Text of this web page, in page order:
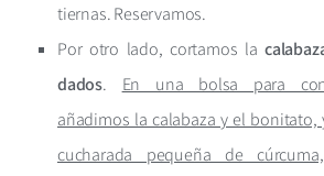
tiernas. Reservamos.
Por otro lado, cortamos la
dados. En una bolsa para
añadimos la calabaza y el
cucharada pequeña de